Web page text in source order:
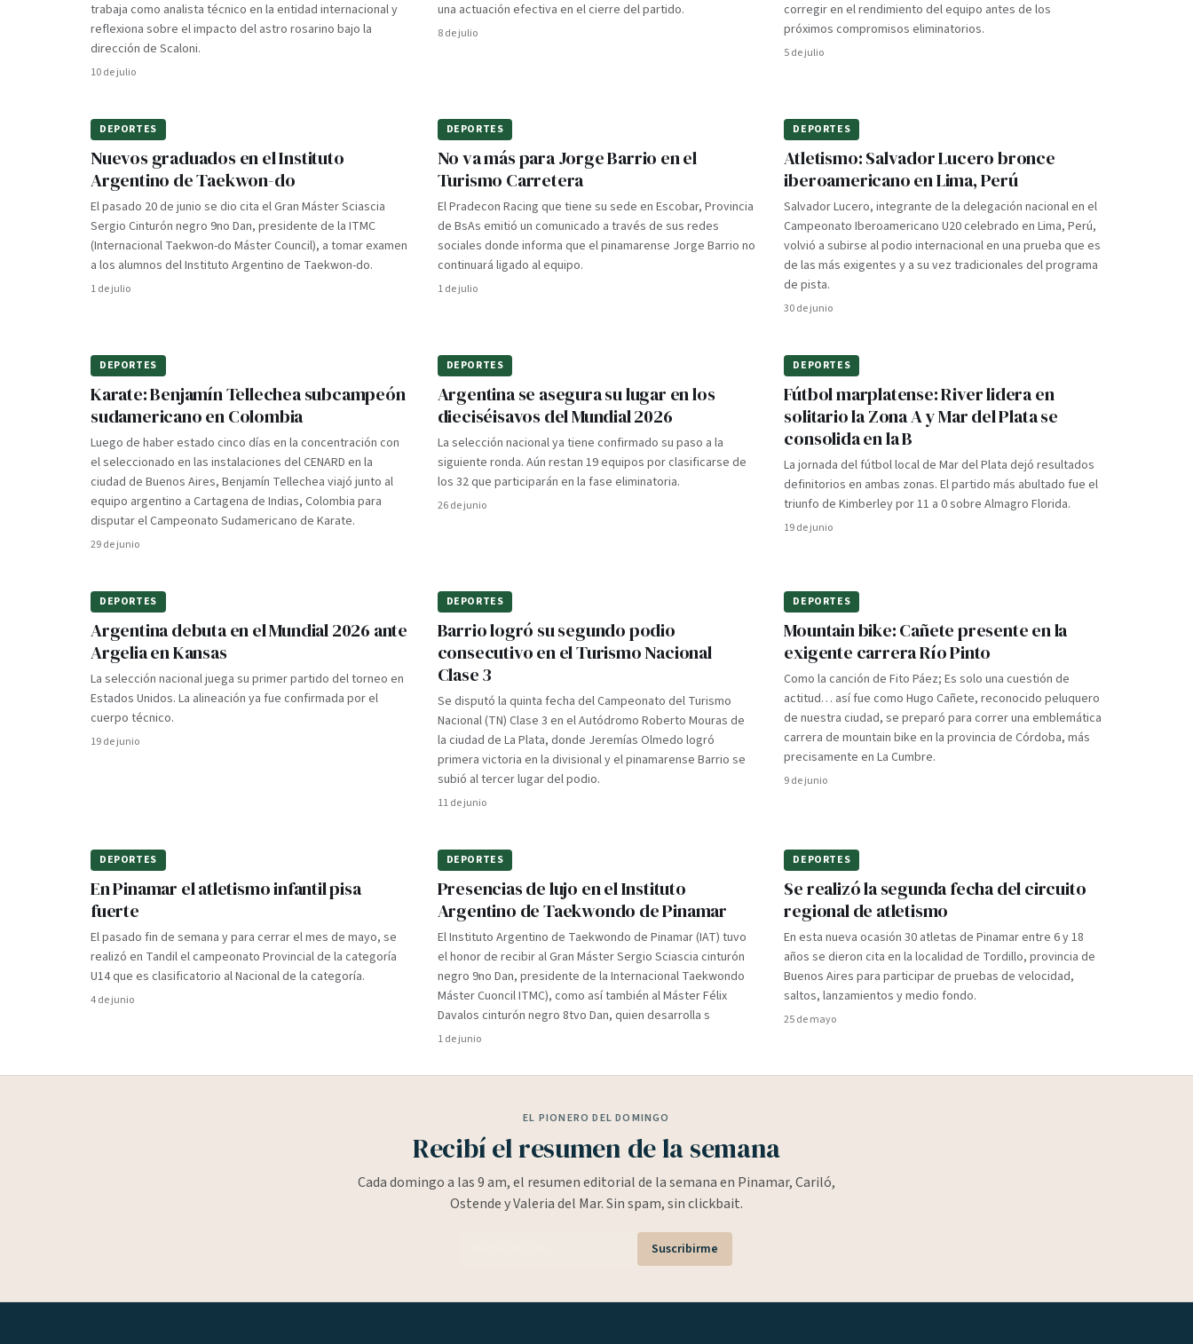
trabaja como analista técnico en la entidad internacional y
reflexiona sobre el impacto del astro rosarino bajo la
dirección de Scaloni.
10 de julio
una actuación efectiva en el cierre del partido.
8 de julio
corregir en el rendimiento del equipo antes de los
próximos compromisos eliminatorios.
5 de julio
DEPORTES
Nuevos graduados en el Instituto
Argentino de Taekwon-do
El pasado 20 de junio se dio cita el Gran Máster Sciascia
Sergio Cinturón negro 9no Dan, presidente de la ITMC
(Internacional Taekwon-do Máster Council), a tomar examen
a los alumnos del Instituto Argentino de Taekwon-do.
1 de julio
DEPORTES
No va más para Jorge Barrio en el
Turismo Carretera
El Pradecon Racing que tiene su sede en Escobar, Provincia
de BsAs emitió un comunicado a través de sus redes
sociales donde informa que el pinamarense Jorge Barrio no
continuará ligado al equipo.
1 de julio
DEPORTES
Atletismo: Salvador Lucero bronce
iberoamericano en Lima, Perú
Salvador Lucero, integrante de la delegación nacional en el
Campeonato Iberoamericano U20 celebrado en Lima, Perú,
volvió a subirse al podio internacional en una prueba que es
de las más exigentes y a su vez tradicionales del programa
de pista.
30 de junio
DEPORTES
Karate: Benjamín Tellechea subcampeón
sudamericano en Colombia
Luego de haber estado cinco días en la concentración con
el seleccionado en las instalaciones del CENARD en la
ciudad de Buenos Aires, Benjamín Tellechea viajó junto al
equipo argentino a Cartagena de Indias, Colombia para
disputar el Campeonato Sudamericano de Karate.
29 de junio
DEPORTES
Argentina se asegura su lugar en los
dieciséisavos del Mundial 2026
La selección nacional ya tiene confirmado su paso a la
siguiente ronda. Aún restan 19 equipos por clasificarse de
los 32 que participarán en la fase eliminatoria.
26 de junio
DEPORTES
Fútbol marplatense: River lidera en
solitario la Zona A y Mar del Plata se
consolida en la B
La jornada del fútbol local de Mar del Plata dejó resultados
definitorios en ambas zonas. El partido más abultado fue el
triunfo de Kimberley por 11 a 0 sobre Almagro Florida.
19 de junio
DEPORTES
Argentina debuta en el Mundial 2026 ante
Argelia en Kansas
La selección nacional juega su primer partido del torneo en
Estados Unidos. La alineación ya fue confirmada por el
cuerpo técnico.
19 de junio
DEPORTES
Barrio logró su segundo podio
consecutivo en el Turismo Nacional
Clase 3
Se disputó la quinta fecha del Campeonato del Turismo
Nacional (TN) Clase 3 en el Autódromo Roberto Mouras de
la ciudad de La Plata, donde Jeremías Olmedo logró
primera victoria en la divisional y el pinamarense Barrio se
subió al tercer lugar del podio.
11 de junio
DEPORTES
Mountain bike: Cañete presente en la
exigente carrera Río Pinto
Como la canción de Fito Páez; Es solo una cuestión de
actitud… así fue como Hugo Cañete, reconocido peluquero
de nuestra ciudad, se preparó para correr una emblemática
carrera de mountain bike en la provincia de Córdoba, más
precisamente en La Cumbre.
9 de junio
DEPORTES
En Pinamar el atletismo infantil pisa
fuerte
El pasado fin de semana y para cerrar el mes de mayo, se
realizó en Tandil el campeonato Provincial de la categoría
U14 que es clasificatorio al Nacional de la categoría.
4 de junio
DEPORTES
Presencias de lujo en el Instituto
Argentino de Taekwondo de Pinamar
El Instituto Argentino de Taekwondo de Pinamar (IAT) tuvo
el honor de recibir al Gran Máster Sergio Sciascia cinturón
negro 9no Dan, presidente de la Internacional Taekwondo
Máster Cuoncil ITMC), como así también al Máster Félix
Davalos cinturón negro 8tvo Dan, quien desarrolla s
1 de junio
DEPORTES
Se realizó la segunda fecha del circuito
regional de atletismo
En esta nueva ocasión 30 atletas de Pinamar entre 6 y 18
años se dieron cita en la localidad de Tordillo, provincia de
Buenos Aires para participar de pruebas de velocidad,
saltos, lanzamientos y medio fondo.
25 de mayo
EL PIONERO DEL DOMINGO
Recibí el resumen de la semana
Cada domingo a las 9 am, el resumen editorial de la semana en Pinamar, Cariló,
Ostende y Valeria del Mar. Sin spam, sin clickbait.
Suscribirme